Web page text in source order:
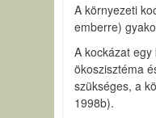
A környezeti
emberre)
A kockázat
ökoszisztéma
szükséges, a
1998b).